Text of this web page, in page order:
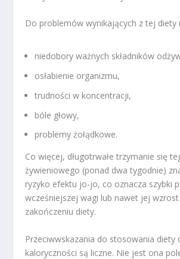
Do problemów wynikających z tej diety
niedobory ważnych składników
osłabienie organizmu,
trudności w koncentracji,
bóle głowy,
problemy żołądkowe.
Co więcej, długotrwałe trzymanie się
żywieniowego (ponad dwa tygodnie)
ryzyko efektu jo-jo, co oznacza szybki
wcześniejszej wagi lub nawet jej
zakończeniu diety.
Przeciwwskazania do stosowania diety
kaloryczności są liczne. Nie jest ona